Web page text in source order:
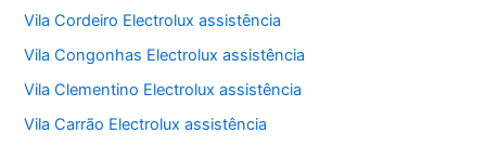
Vila Cordeiro Electrolux assistência
Vila Congonhas Electrolux assistência
Vila Clementino Electrolux assistência
Vila Carrão Electrolux assistência